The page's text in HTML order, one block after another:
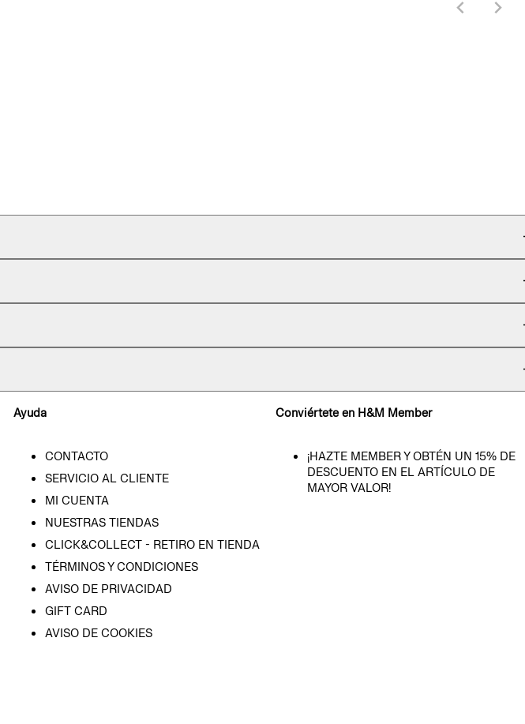
Ayuda
CONTACTO
SERVICIO AL CLIENTE
MI CUENTA
NUESTRAS TIENDAS
CLICK&COLLECT - RETIRO EN TIENDA
TÉRMINOS Y CONDICIONES
AVISO DE PRIVACIDAD
GIFT CARD
AVISO DE COOKIES
Conviértete en H&M Member
¡HAZTE MEMBER Y OBTÉN UN 15% DE
DESCUENTO EN EL ARTÍCULO DE
MAYOR VALOR!